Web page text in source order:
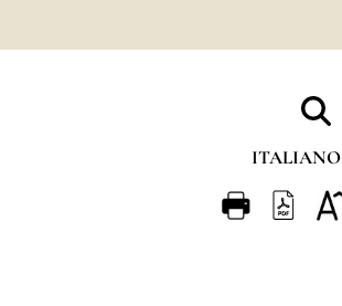
ITALIANO
FRANÇAIS